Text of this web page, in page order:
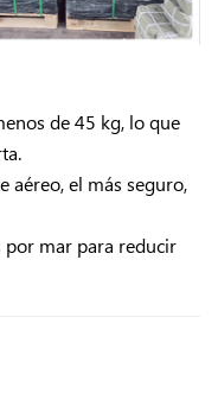
de 45 kg, lo que
aéreo, el más seguro,
por mar para reducir